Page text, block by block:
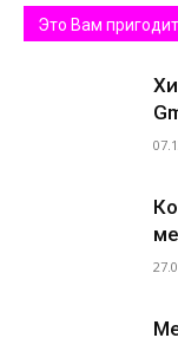
Это Вам